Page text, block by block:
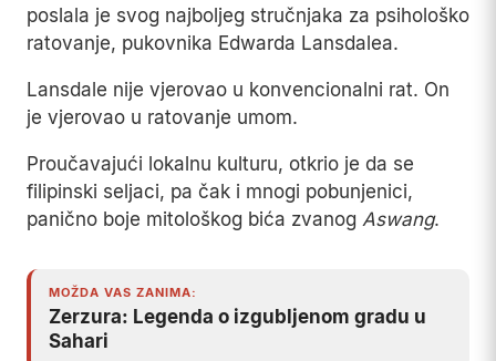
poslala je svog najboljeg stručnjaka za psihološko
ratovanje, pukovnika Edwarda Lansdalea.
Lansdale nije vjerovao u konvencionalni rat. On
je vjerovao u ratovanje umom.
Proučavajući lokalnu kulturu, otkrio je da se
filipinski seljaci, pa čak i mnogi pobunjenici,
panično boje mitološkog bića zvanog Aswang.
MOŽDA VAS ZANIMA:
Zerzura: Legenda o izgubljenom gradu u
Sahari